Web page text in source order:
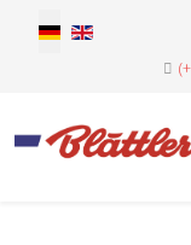
Sprache auswählen